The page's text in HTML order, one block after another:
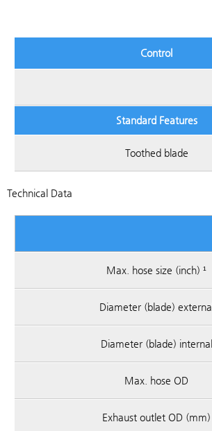
Control
Standard Features
Toothed blade
Technical Data
Max. hose size (inch) ¹
Diameter (blade) external
Diameter (blade) internal
Max. hose OD
Exhaust outlet OD (mm)